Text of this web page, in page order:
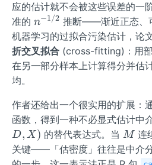
应的估计就不会被这些误差的一
准的 n
^
{-
1/
n−1/2 推断——渐近正态、
机器学习的过拟合污染估计，论
折交叉拟合 (cross-fitting)：用部
在另一部分样本上计算得分并估
均。
作者还给出一个很实用的扩展：
函数，得到一种不必显式估计中
D, X ) 的替代表达式。当M
M 连
关键——「估密度」往往是中介